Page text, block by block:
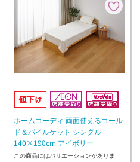
ホームコーディ 両面使えるコール
ド＆パイルケット シングル
140×190cm アイボリー
この商品にはバリエーションがありま